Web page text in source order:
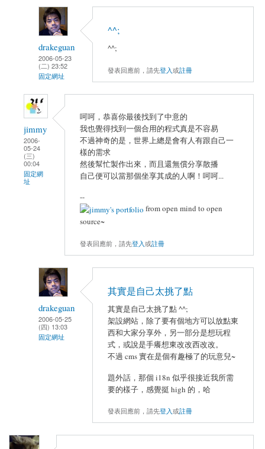
drakeguan
2006-05-23
(二) 23:52
固定網址
^^;
^^;
發表回應前，請先登入或註冊
jimmy
2006-
05-24
(三)
00:04
固定網
址
呵呵，恭喜你最後找到了中意的
我也覺得找到一個合用的程式真是不容易
不過神奇的是，世界上總是會有人有跟自己一
樣的需求
然後幫忙製作出來，而且還無償分享散播
自己便可以當那個坐享其成的人啊！呵呵...
--
from open mind to open
source~
發表回應前，請先登入或註冊
drakeguan
2006-05-25
(四) 13:03
固定網址
其實是自己太挑了點
其實是自己太挑了點 ^^;
架設網站，除了要有個地方可以放點東
西和大家分享外，另一部分是想玩程
式，或說是手癢想東改改西改改。
不過 cms 實在是個有趣極了的玩意兒~
題外話，那個 i18n 似乎很接近我所需
要的樣子，感覺挺 high 的，哈
發表回應前，請先登入或註冊